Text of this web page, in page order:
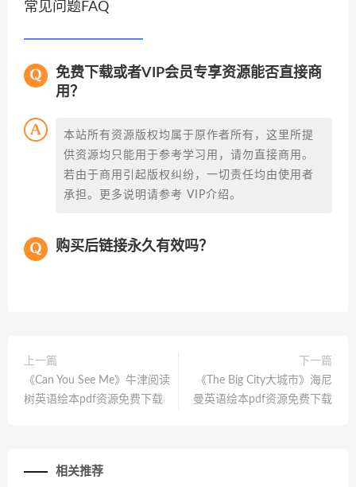
常见问题FAQ
免费下载或者VIP会员专享资源能否直接商
用？
本站所有资源版权均属于原作者所有，这里所提
供资源均只能用于参考学习用，请勿直接商用。
若由于商用引起版权纠纷，一切责任均由使用者
承担。更多说明请参考 VIP介绍。
购买后链接永久有效吗？
上一篇
《Can You See Me》牛津阅读
树英语绘本pdf资源免费下载
下一篇
《The Big City大城市》海尼
曼英语绘本pdf资源免费下载
相关推荐